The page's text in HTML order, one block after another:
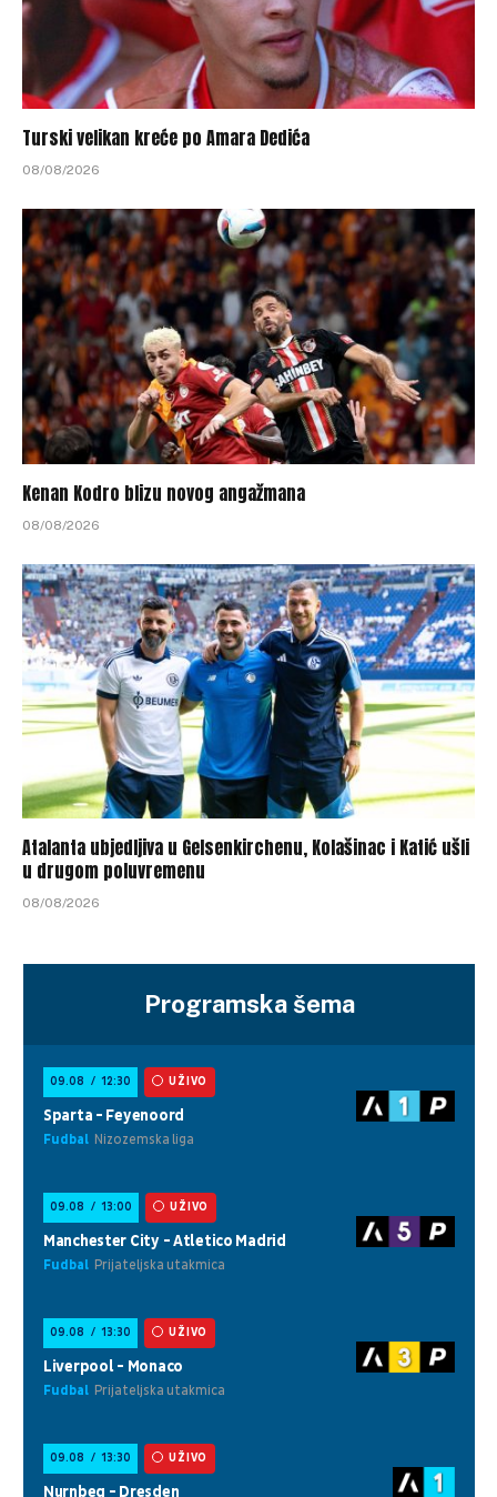
Turski velikan kreće po Amara Dedića
08/08/2026
Kenan Kodro blizu novog angažmana
08/08/2026
Atalanta ubjedljiva u Gelsenkirchenu, Kolašinac i Katić ušli
u drugom poluvremenu
08/08/2026
Programska šema